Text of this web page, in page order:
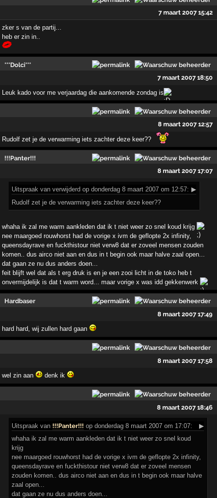
7 maart 2007 15:42
zker s van de partij...
heb er zin in..
***Dolci***
7 maart 2007 18:50
Leuk kado voor me verjaardag die aankomende zondag is
8 maart 2007 12:57
Rudolf zet je de verwarming iets zachter deze keer??
!!!Panter!!!
8 maart 2007 17:07
Uitspraak van verwijderd op donderdag 8 maart 2007 om 12:57: ▶
Rudolf zet je de verwarming iets zachter deze keer??
whaha ik zal me warm aankleden dat ik t niet weer zo snel koud krijg
nee maargoed rouwhorst had de vorige x ivm de geflopte 2x infinity,
queensdayrave en fuckthistour niet verw8 dat er zoveel mensen zouden
komen.. dus airco niet aan en dus in t begin ook maar halve zaal open...
dat gaan ze nu dus anders doen...
feit blijft wel dat als t erg druk is en je een zooi licht in de toko heb t
onvermijdelijk is dat t warm word... maar vorige x was idd gekkenwerk
Hardbaser
8 maart 2007 17:49
hard hard, wij zullen hard gaan
8 maart 2007 17:58
wel zin aan denk ik
8 maart 2007 18:46
Uitspraak van !!!Panter!!! op donderdag 8 maart 2007 om 17:07:
▶
whaha ik zal me warm aankleden dat ik t niet weer zo snel koud
krijg
nee maargoed rouwhorst had de vorige x ivm de geflopte 2x infinity,
queensdayrave en fuckthistour niet verw8 dat er zoveel mensen
zouden komen.. dus airco niet aan en dus in t begin ook maar halve
zaal open...
dat gaan ze nu dus anders doen...